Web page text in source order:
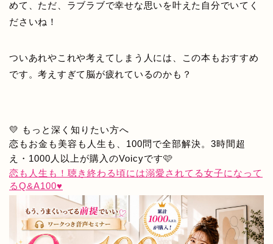
めて、ただ、ラブラブで幸せな思いを叶えた自分でいてく
ださいね！
ついあれやこれや考えてしまう人には、この本もおすすめ
です。考えすぎて脳が疲れているのかも？
💛 もっと深く知りたい方へ
恋もお金も美容も人生も、100問で全部解決。3時間超
え・1000人以上が購入のVoicyです🩷
恋も人生も！聴き終わる頃には溺愛されてる女子になって
るQ&A100♥️